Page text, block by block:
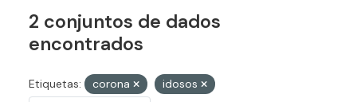
2 conjuntos de dados
encontrados
Etiquetas: corona
idosos